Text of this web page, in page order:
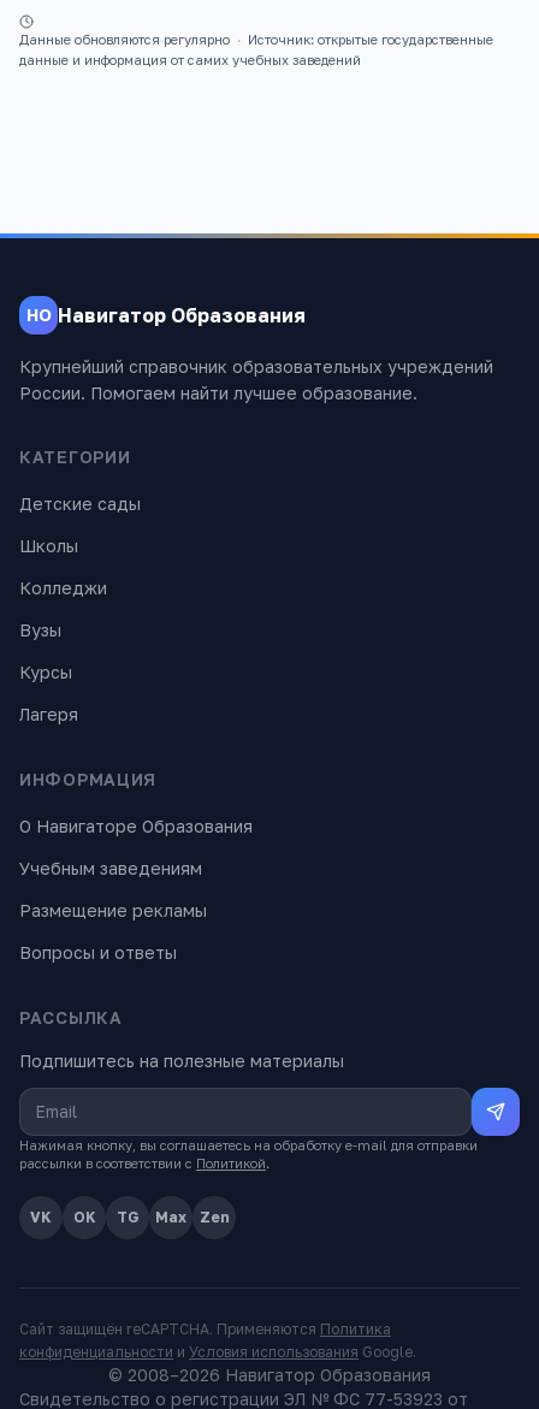
Данные обновляются регулярно ·
Источник: открытые государственные
данные и информация от самих учебных заведений
НО Навигатор Образования
Крупнейший справочник образовательных учреждений
России. Помогаем найти лучшее образование.
КАТЕГОРИИ
Детские сады
Школы
Колледжи
Вузы
Курсы
Лагеря
ИНФОРМАЦИЯ
О Навигаторе Образования
Учебным заведениям
Размещение рекламы
Вопросы и ответы
РАССЫЛКА
Подпишитесь на полезные материалы
Нажимая кнопку, вы соглашаетесь на обработку e-mail для отправки
рассылки в соответствии с Политикой.
VK OK TG Max Zen
Сайт защищён reCAPTCHA. Применяются Политика
конфиденциальности и Условия использования Google.
© 2008–2026 Навигатор Образования
Свидетельство о регистрации ЭЛ № ФС 77-53923 от